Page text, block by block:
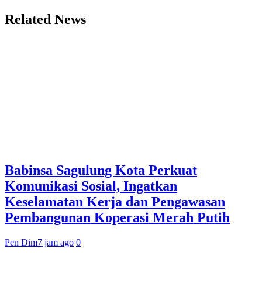
Related News
Babinsa Sagulung Kota Perkuat
Komunikasi Sosial, Ingatkan
Keselamatan Kerja dan Pengawasan
Pembangunan Koperasi Merah Putih
Pen Dim7 jam ago 0